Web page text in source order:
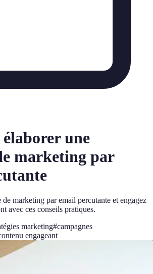
une
marketing par
de marketing par email percutante et engagez
avec ces conseils pratiques.
marketing#campagnes
engageant